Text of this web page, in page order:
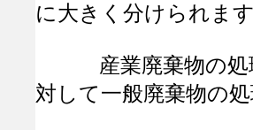
に大きく分けられま
産業廃棄物の処理
対して一般廃棄物の